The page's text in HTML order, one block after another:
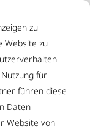
zu
Website zu
für
führen diese
Daten
Website von